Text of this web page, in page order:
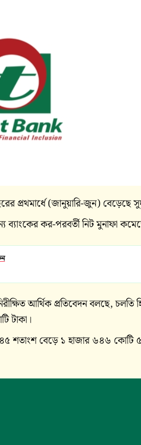
প্রথমার্ধে (জানুয়ারি-জুন)
কর-পরবর্তী নিট মুনাফা
আর্থিক প্রতিবেদন বলছে, চলতি
টাকা।
শতাংশ বেড়ে ১ হাজার ৬৪৬ কোটি